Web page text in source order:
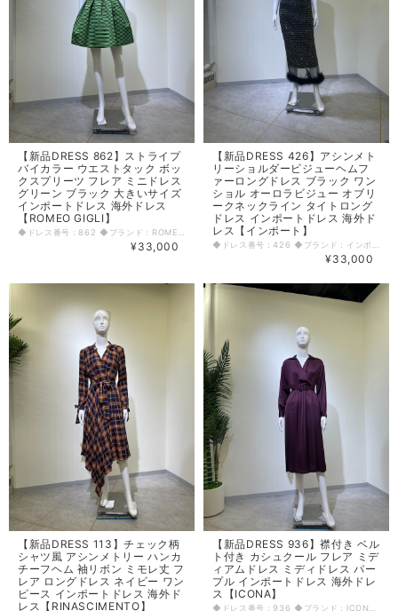
【新品DRESS 862】ストライプ
バイカラー ウエストタック ボッ
クスプリーツ フレア ミニドレス
グリーン ブラック 大きいサイズ
インポートドレス 海外ドレス
【ROMEO GIGLI】
◆ドレス番号：862 ◆ブランド：ROMEO GIGLI ◆サイズ：L ◆カラー：グリーン ブラック ※平置きサイズ寸法 着丈：87cm～ 肩幅：36cm バスト：44cm ウエスト：39cm ヒップ： 50cm～ アームホール：21cm 原産国：イタリア 素材：ポリエステル100% 〈生地感〉 ＝＝＝＝＝＝＝＝＝＝＝＝＝＝＝＝ 伸縮性：なし 厚み：厚手 裏地：あり(インナーパニエも裏地付き) 透け感：なし ＝＝＝＝＝＝＝＝＝＝＝＝＝＝＝＝ その他 左脇ファスナー 胸パッドあり ウエストタックスカート ◆マネキンサイズ 本体（H） 178cm バスト 78cm ウエスト 59cm ヒップ 87cm
¥33,000
【新品DRESS 426】アシンメト
リーショルダービジューヘムフ
ァーロングドレス ブラック ワン
ショル オーロラビジュー オブリ
ークネックライン タイトロング
ドレス インポートドレス 海外ド
レス【インポート】
◆ドレス番号：426 ◆ブランド：インポート ◆サイズ：S ◆カラー：ブラック ※平置きサイズ寸法 着丈：NP～ファー上まで132cm バスト：36cm ウエスト：31cm ヒップ： 38cm アームホール：右17cm 〈生地感〉 ＝＝＝＝＝＝＝＝＝＝＝＝＝＝＝＝ 伸縮性：若干あり 厚み：厚手 裏地：なし 透け感：若干あり ＝＝＝＝＝＝＝＝＝＝＝＝＝＝＝＝ その他 背中ファスナー ◆マネキンサイズ 本体（H） 178cm バスト 78cm ウエスト 59cm ヒップ 87cm
¥33,000
【新品DRESS 113】チェック柄
シャツ風 アシンメトリー ハンカ
チーフヘム 袖リボン ミモレ丈 フ
レア ロングドレス ネイビー ワン
ピース インポートドレス 海外ド
レス【RINASCIMENTO】
【新品DRESS 936】襟付き ベル
ト付き カシュクール フレア ミデ
ィアムドレス ミディドレス パー
プル インポートドレス 海外ドレ
ス【ICONA】